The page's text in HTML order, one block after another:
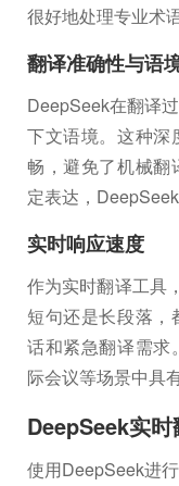
很好地处理专业术
翻译准确性与语
DeepSeek在翻译
下文语境。这种深
畅，避免了机械翻
定表达，
实时响应速度
作为实时翻译工具
短句还是长段落
话和紧急翻译需求
际会议等场景中具
DeepSeek实
使用DeepSeek进